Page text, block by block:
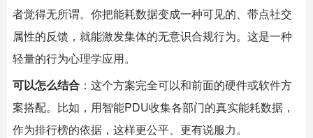
者觉得无所谓。你把能耗数据变成一种可见的、带点社交
属性的反馈，就能激发集体的无意识合规行为。这是一种
轻量的行为心理学应用。
可以怎么结合 ：这个方案完全可以和前面的硬件或软件方
案搭配。比如，用智能PDU收集各部门的真实能耗数据，
作为排行榜的依据，这样更公平、更有说服力。